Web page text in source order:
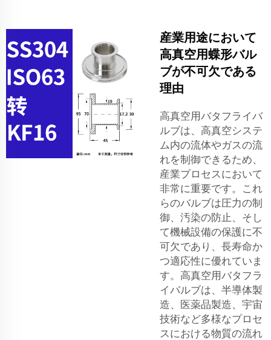
産業用途において
高真空用蝶形バル
ブが不可欠である
理由
高真空用バタフライバ
ルブは、高真空システ
ム内の流体やガスの流
れを制御できるため、
産業プロセスにおいて
非常に重要です。これ
らのバルブは圧力の制
御、汚染の防止、そし
て機械設備の保護に不
可欠であり、長寿命か
つ適応性に優れていま
す。高真空用バタフラ
イバルブは、半導体製
造、医薬品製造、宇宙
技術など多様なプロセ
スにおける物質の流れ